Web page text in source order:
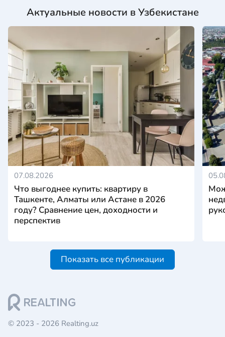
Актуальные новости в Узбекистане
07.08.2026
Что выгоднее купить: квартиру в
Ташкенте, Алматы или Астане в 2026
году? Сравнение цен, доходности и
перспектив
Показать все публикации
© 2023 - 2026 Realting.uz